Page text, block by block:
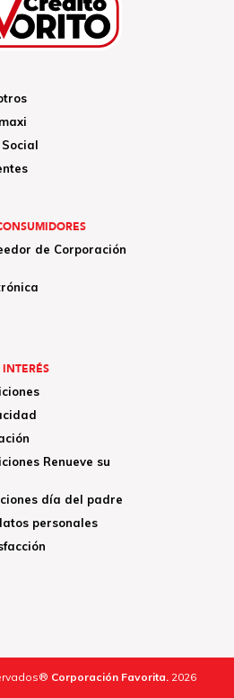
de Corporación
Renueve su
día del padre
personales
Corporación Favorita. 2026